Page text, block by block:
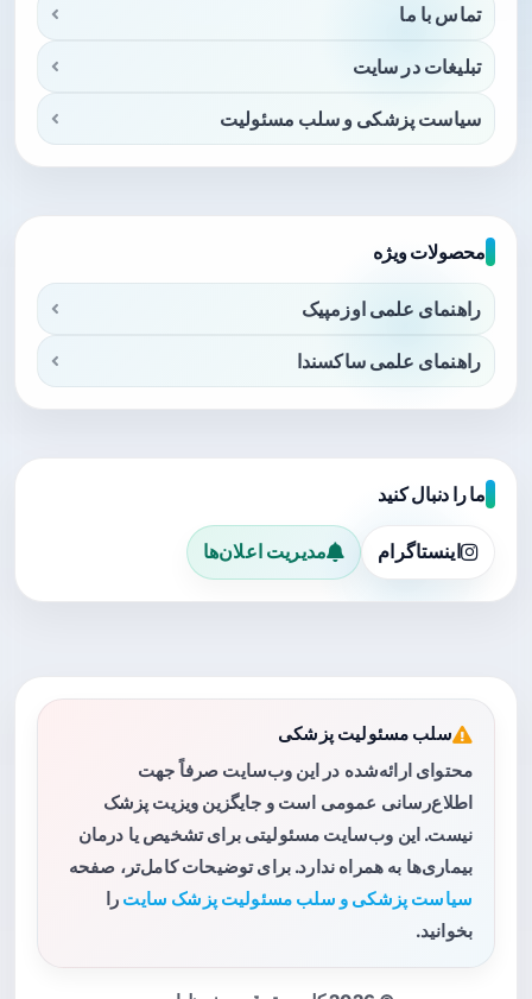
تماس با ما
تبلیغات در سایت
سیاست پزشکی و سلب مسئولیت
محصولات ویژه
راهنمای علمی اوزمپیک
راهنمای علمی ساکسندا
ما را دنبال کنید
اینستاگرام مدیریت اعلان‌ها
سلب مسئولیت پزشکی
محتوای ارائه‌شده در این وب‌سایت صرفاً جهت
اطلاع‌رسانی عمومی است و جایگزین ویزیت پزشک
نیست. این وب‌سایت مسئولیتی برای تشخیص یا درمان
بیماری‌ها به همراه ندارد. برای توضیحات کامل‌تر، صفحه
سیاست پزشکی و سلب مسئولیت پزشک سایت را
بخوانید.